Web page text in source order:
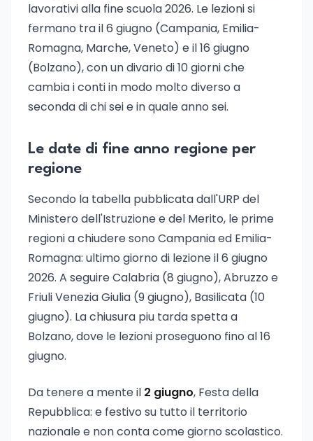
lavorativi alla fine scuola 2026. Le lezioni si
fermano tra il 6 giugno (Campania, Emilia-
Romagna, Marche, Veneto) e il 16 giugno
(Bolzano), con un divario di 10 giorni che
cambia i conti in modo molto diverso a
seconda di chi sei e in quale anno sei.
Le date di fine anno regione per
regione
Secondo la tabella pubblicata dall'URP del
Ministero dell'Istruzione e del Merito, le prime
regioni a chiudere sono Campania ed Emilia-
Romagna: ultimo giorno di lezione il 6 giugno
2026. A seguire Calabria (8 giugno), Abruzzo e
Friuli Venezia Giulia (9 giugno), Basilicata (10
giugno). La chiusura piu tarda spetta a
Bolzano, dove le lezioni proseguono fino al 16
giugno.
Da tenere a mente il 2 giugno, Festa della
Repubblica: e festivo su tutto il territorio
nazionale e non conta come giorno scolastico.